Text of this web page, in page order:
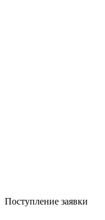
Поступление заявки